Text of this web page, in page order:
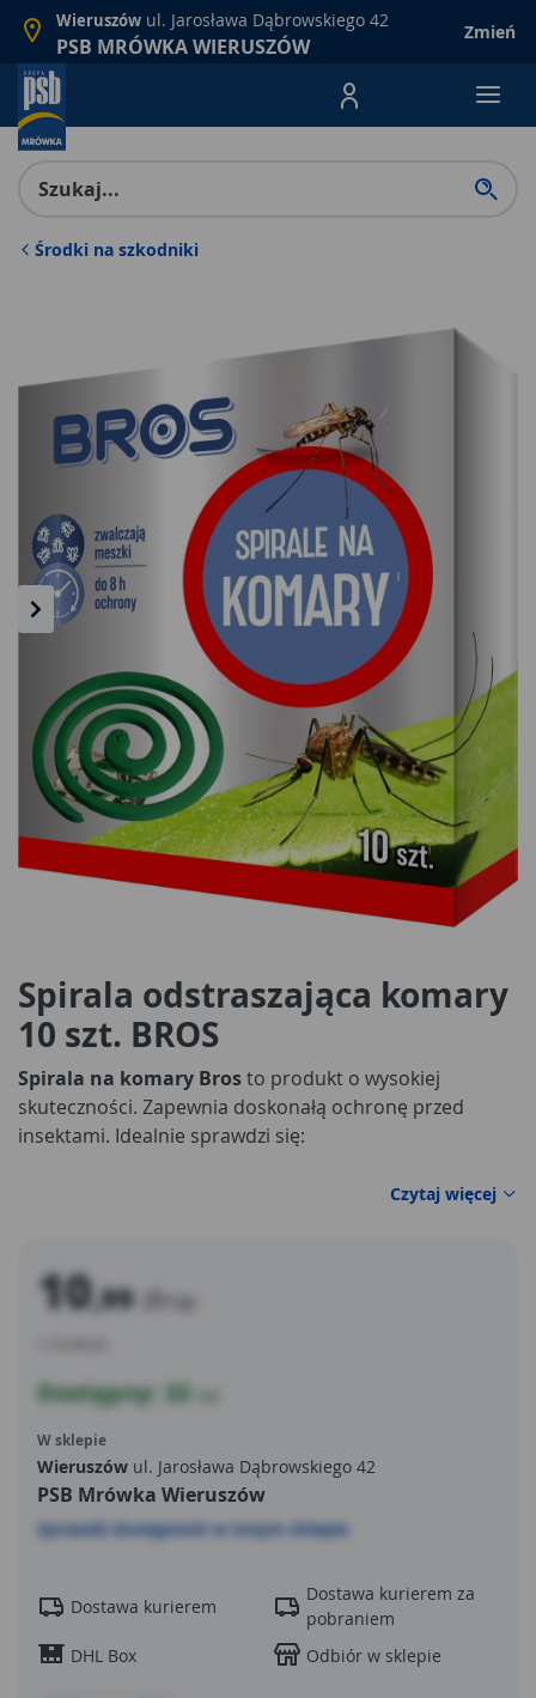
Wieruszów ul. Jarosława Dąbrowskiego 42
PSB MRÓWKA WIERUSZÓW
Zmień
Menu Produktów,
Środki na szkodniki
Spirala odstraszająca komary
10 szt. BROS
Spirala na komary Brosto produkt o wysokiej
skuteczności. Zapewnia doskonałą ochronę przed
insektami. Idealnie sprawdzi się:
Czytaj więcej
10,99 zł /op
Dostępny: 32 op
W sklepie
Wieruszów ul. Jarosława Dąbrowskiego 42
PSB Mrówka Wieruszów
Sprawdź dostępność w innym sklepie
Dostawa kurierem
Dostawa kurierem za
pobraniem
DHL Box
Odbiór w sklepie